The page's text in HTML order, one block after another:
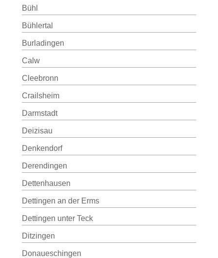
Bühl
Bühlertal
Burladingen
Calw
Cleebronn
Crailsheim
Darmstadt
Deizisau
Denkendorf
Derendingen
Dettenhausen
Dettingen an der Erms
Dettingen unter Teck
Ditzingen
Donaueschingen